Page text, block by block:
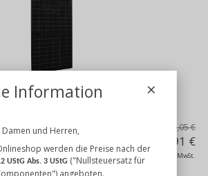
113,05 €
105,91 €
inkl. 19% MwSt.
Information
Damen und Herren,
werden die Preise nach der
UStG Abs. 3 UStG("Nullsteuersatz für
angeboten.
×